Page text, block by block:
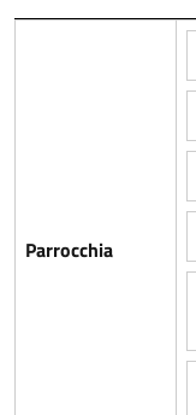
Parrocchia